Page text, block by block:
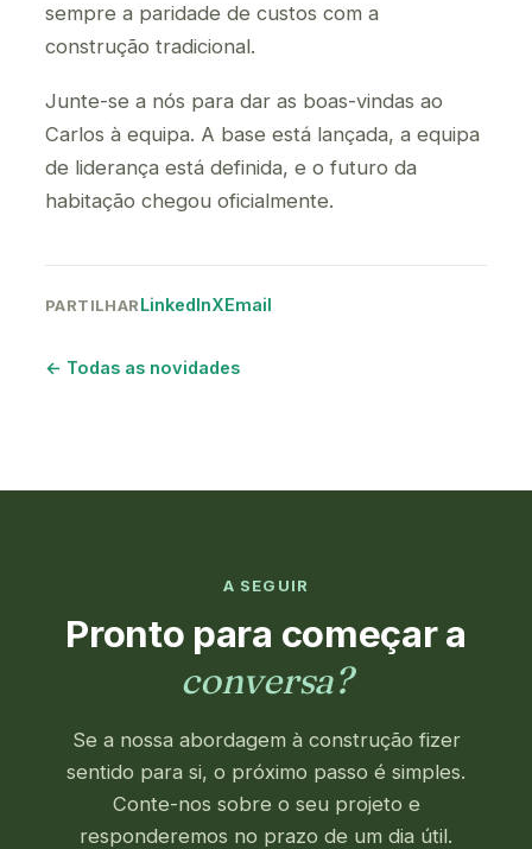
sempre a paridade de custos com a
construção tradicional.
Junte-se a nós para dar as boas-vindas ao
Carlos à equipa. A base está lançada, a equipa
de liderança está definida, e o futuro da
habitação chegou oficialmente.
PARTILHARLinkedInXEmail
← Todas as novidades
A SEGUIR
Pronto para começar a
conversa?
Se a nossa abordagem à construção fizer
sentido para si, o próximo passo é simples.
Conte-nos sobre o seu projeto e
responderemos no prazo de um dia útil.